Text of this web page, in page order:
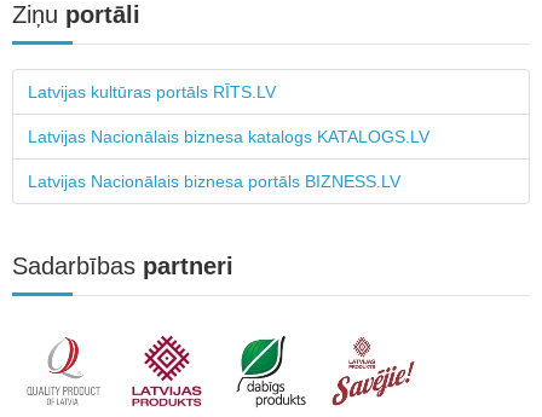
Ziņu portāli
Latvijas kultūras portāls RĪTS.LV
Latvijas Nacionālais biznesa katalogs KATALOGS.LV
Latvijas Nacionālais biznesa portāls BIZNESS.LV
Sadarbības partneri